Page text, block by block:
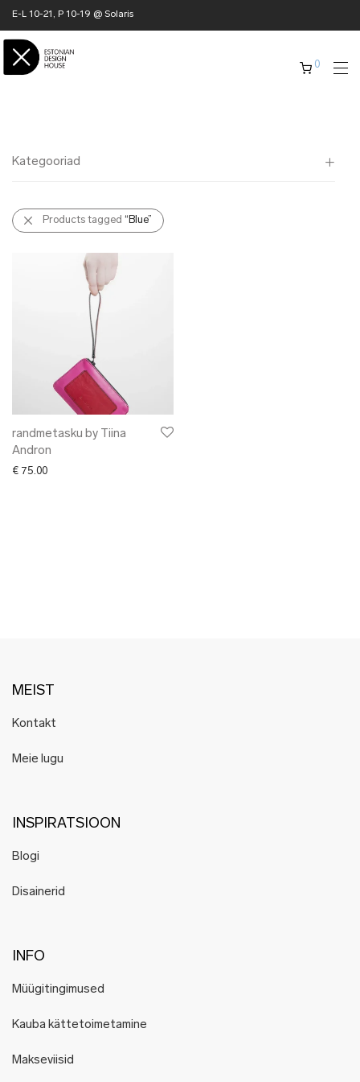
E-L 10-21, P 10-19 @ Solaris
0
Kategooriad
Kõik
✖ KODU
✖ AKSESSUAARID
✖ LÕPUMÜÜK
✖ DISAINERID
Products tagged “Blue”
randmetasku by Tiina
Andron
€ 75.00
MEIST
Kontakt
Meie lugu
INSPIRATSIOON
Blogi
Disainerid
INFO
Müügitingimused
Kauba kättetoimetamine
Makseviisid